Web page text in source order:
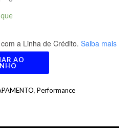
com a Linha de Crédito. Saiba mais
AO
, Performance